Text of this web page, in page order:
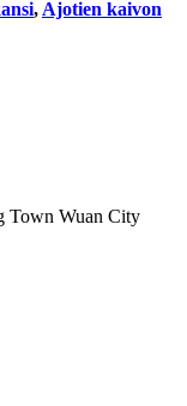
, Ajotien kaivon
Town Wuan City